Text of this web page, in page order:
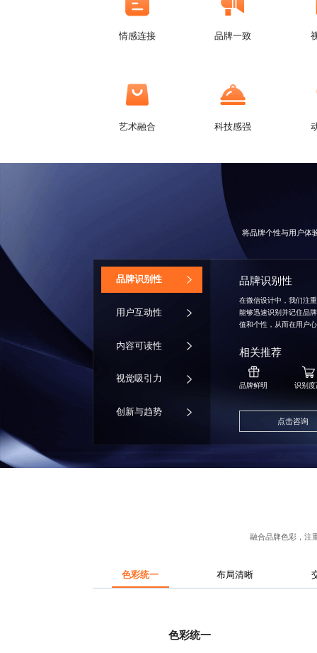
情感连接 品牌一致
艺术融合 科技感强
将品牌个性与用户体
‌品牌识别性
用户互动性
内容可读性
视觉吸引力
创新与趋势
品牌识别性
在微信设计中，我们注
能够迅速识别并记住品
值和个性，从而在用户
相关推荐
品牌鲜明 识别度
点击咨询
融合品牌色彩，注
色彩统一 布局清晰
色彩统一